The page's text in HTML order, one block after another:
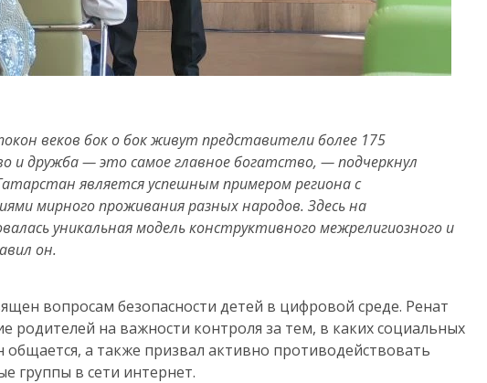
веков бок о бок живут представители более 175
и дружба — это самое главное богатство, — подчеркнул
является успешным примером региона с
мирного проживания разных народов. Здесь на
уникальная модель конструктивного межрелигиозного и
он.
вопросам безопасности детей в цифровой среде. Ренат
родителей на важности контроля за тем, в каких социальных
общается, а также призвал активно противодействовать
группы в сети интернет.